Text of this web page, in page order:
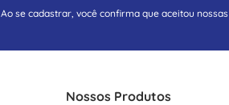
Ao se cadastrar, você confirma que aceitou nossas
Nossos Produtos